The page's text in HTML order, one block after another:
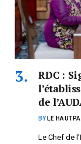
RDC :
de
BY LE
Le Chef de